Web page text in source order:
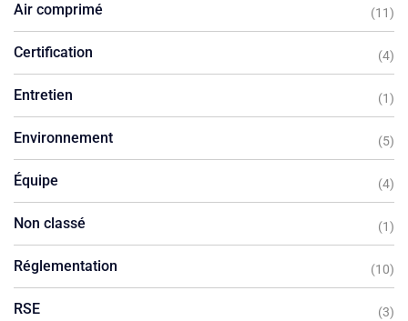
Air comprimé (11)
Certification (4)
Entretien (1)
Environnement (5)
Équipe (4)
Non classé (1)
Réglementation (10)
RSE (3)